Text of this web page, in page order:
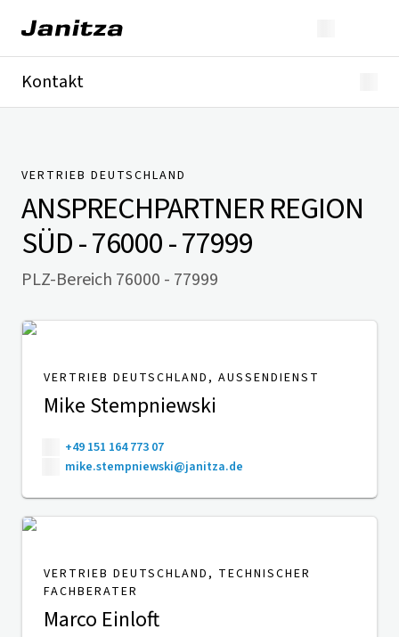
Kontakt
Presse
VERTRIEB DEUTSCHLAND
ANSPRECHPARTNERREGION
SÜD - 76000 - 77999
PLZ-Bereich 76000 - 77999
VERTRIEB DEUTSCHLAND, AUSSENDIENST
Mike Stempniewski
+49 151 164 773 07
mike.stempniewski@janitza.de
VERTRIEB DEUTSCHLAND, TECHNISCHER
FACHBERATER
Marco Einloft